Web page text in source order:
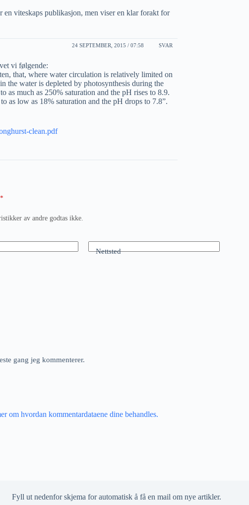
viteskaps publikasjon, men viser en klar forakt for
24 SEPTEMBER, 2015 / 07:58 SVAR
vi følgende:
that, where water circulation is relatively limited on
the water is depleted by photosynthesis during the
as much as 250% saturation and the pH rises to 8.9.
as low as 18% saturation and the pH drops to 7.8”.
clean.pdf
*
av andre godtas ikke.
Nettsted
gang jeg kommenterer.
om hvordan kommentardataene dine behandles.
Fyll ut nedenfor skjema for automatisk å få en mail om nye artikler.